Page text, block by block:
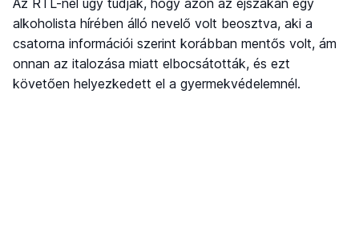
Az RTL-nél úgy tudják, hogy azon az éjszakán egy
alkoholista hírében álló nevelő volt beosztva, aki a
csatorna információi szerint korábban mentős volt, ám
onnan az italozása miatt elbocsátották, és ezt
követően helyezkedett el a gyermekvédelemnél.